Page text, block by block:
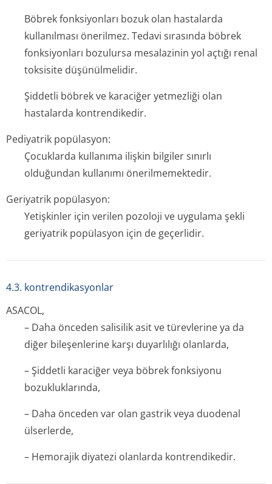
Böbrek fonksiyonları bozuk olan hastalarda
kullanılması önerilmez. Tedavi sırasında böbrek
fonksiyonları bozulursa mesalazinin yol açtığı renal
toksisite düşünülmelidir.
Şiddetli böbrek ve karaciğer yetmezliği olan
hastalarda kontrendikedir.
Pediyatrik popülasyon:
Çocuklarda kullanıma ilişkin bilgiler sınırlı
olduğundan kullanımı önerilmemektedir.
Geriyatrik popülasyon:
Yetişkinler için verilen pozoloji ve uygulama şekli
geriyatrik popülasyon için de geçerlidir.
4.3. kontrendikasyonlar
ASACOL,
– Daha önceden salisilik asit ve türevlerine ya da
diğer bileşenlerine karşı duyarlılığı olanlarda,
– Şiddetli karaciğer veya böbrek fonksiyonu
bozukluklarında,
– Daha önceden var olan gastrik veya duodenal
ülserlerde,
– Hemorajik diyatezi olanlarda kontrendikedir.